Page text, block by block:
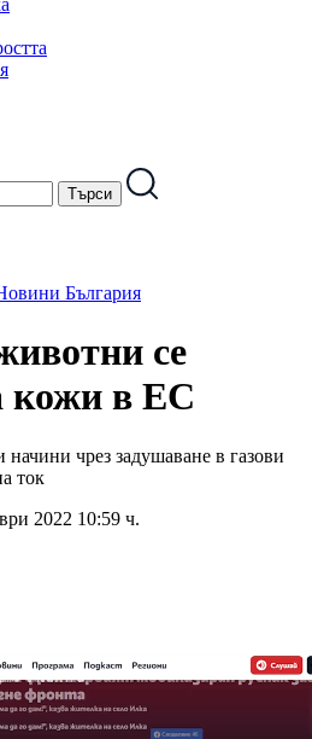
България
се
кожи в ЕС
чрез задушаване в газови
ток
2022 10:59 ч.